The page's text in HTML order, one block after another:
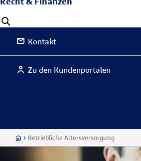
Kontakt
Zu den Kundenportalen
Betriebliche Altersversorgung